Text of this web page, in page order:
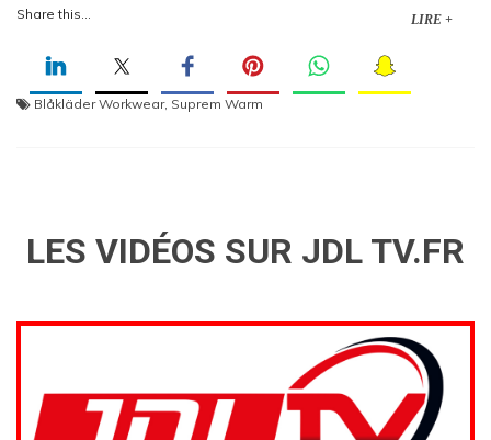
Share this... LIRE +
Blåkläder Workwear, Suprem Warm
LES VIDÉOS SUR JDL TV.FR